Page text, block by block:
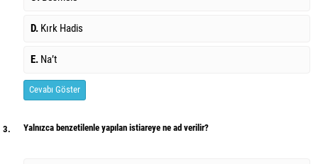
D. Kırk Hadis
E. Na’t
Cevabı Göster
3. Yalnızca benzetilenle yapılan istiareye ne ad verilir?